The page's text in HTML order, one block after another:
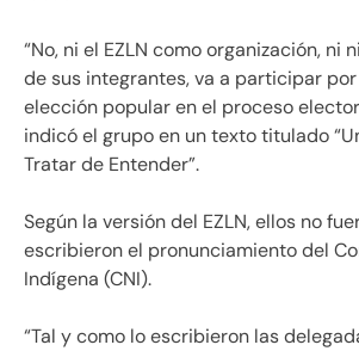
“No, ni el EZLN como organización, ni
de sus integrantes, va a participar
elección popular en el proceso
indicó el grupo en un texto titulado
Tratar de Entender”.
Según la versión del EZLN, ellos no
escribieron el pronunciamiento del
Indígena (CNI).
“Tal y como lo escribieron las